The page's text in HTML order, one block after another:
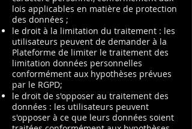
lois applicables en matière de protection
des données ;
le droit à la limitation du traitement : les
utilisateurs peuvent de demander à la
Plateforme de limiter le traitement des
limitation données personnelles
conformément aux hypothèses prévues
par le RGPD;
le droit de s'opposer au traitement des
données : les utilisateurs peuvent
s'opposer à ce que leurs données soient